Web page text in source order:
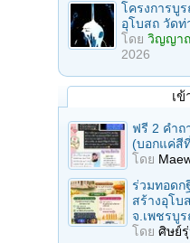
โครงการบู
อุโบสถ วัดท่
โดย วิญญา
2026
เ
ฟรี 2 คำถ
(บอกแค่สี
โดย
ร่วมทอดก
สร้างอุโบ
จ.เพชรบู
โดย ศิษย์